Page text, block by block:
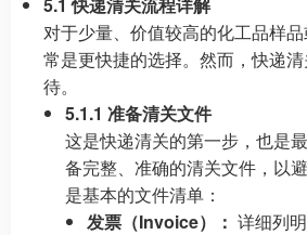
对于少量、价值较高的化工品样
常是更快捷的选择。然而，快递
待。
5.1.1 准备清关文件
这是快递清关的第一步，也是
备完整、准确的清关文件，以
是基本的文件清单：
发票（Invoice）： 详细列